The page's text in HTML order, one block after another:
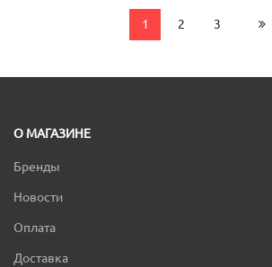
1 2 3
О МАГАЗИНЕ
Бренды
Новости
Оплата
Доставка